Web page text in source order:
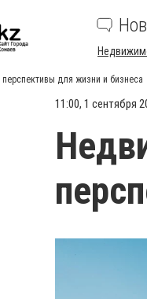
для жизни и бизнеса
11:00, 1 сентября